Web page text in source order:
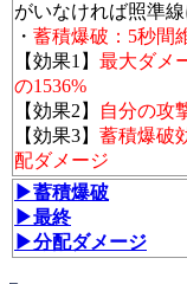
がいなければ照準
・ 蓄積爆破：5秒間
【効果1】 最大ダメ
の1536%
【効果2】
自分の攻
【効果3】 蓄積爆破
配ダメージ
▶蓄積爆破
▶最終
▶分配ダメージ